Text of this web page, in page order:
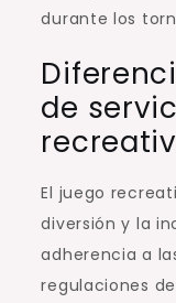
durante los
de
El juego
diversión y la
adherencia a
regulaciones